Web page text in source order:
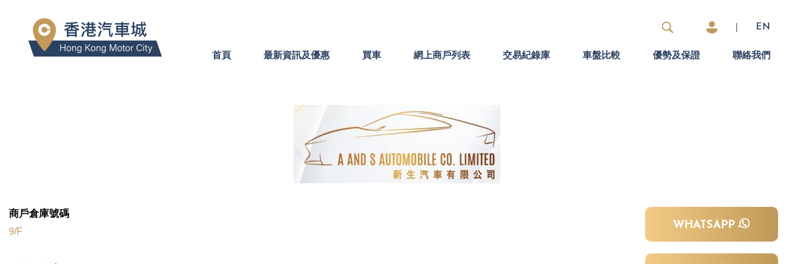
EN
首頁 最新資訊及優惠 買車 網上商戶列表 交易紀錄庫 車盤比較 優勢及保證 聯絡我們
商戶倉庫號碼
9/F
WHATSAPP